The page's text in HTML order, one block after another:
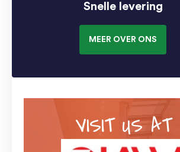
Snelle levering
MEER OVER ONS
VISIT US AT